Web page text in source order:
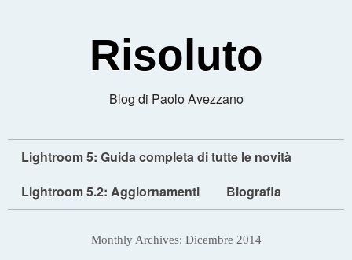
Risoluto
Blog di Paolo Avezzano
Lightroom 5: Guida completa di tutte le novità
Lightroom 5.2: Aggiornamenti
Biografia
Monthly Archives: Dicembre 2014